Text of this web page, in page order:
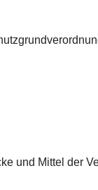
und Mittel der